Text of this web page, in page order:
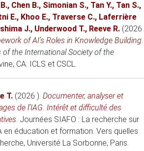
, Chen B., Simonian S., Tan Y., Tan S.,
E., Khoo E., Traverse C., Laferrière
J., Underwood T., Reeve R. (2026
of AI’s Roles in Knowledge Building.
of the International Society of the
CA: ICLS et CSCL.
T. (2026 ). Documenter, analyser et
de l’IAG. Intérêt et difficulté des
. Journées SIAFO : La recherche sur
en éducation et formation. Vers quelles
, Université La Sorbonne, Paris.